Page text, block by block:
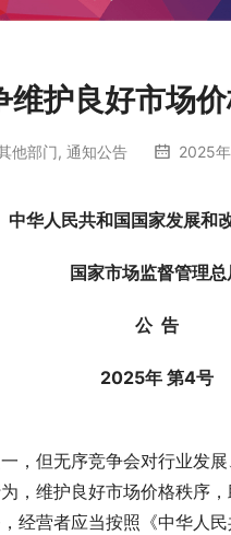
维护良好市场
他部门, 通知公告 2025
中华人民共和国国家发展和
国家市场监督管理总
公  告
2025年 第4号
但无序竞争会对行业发展
，维护良好市场价格秩序
营者应当按照《中华人民